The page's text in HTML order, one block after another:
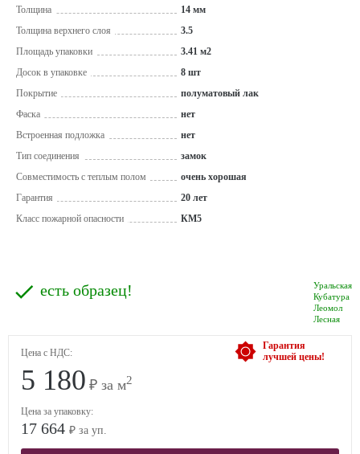
Толщина
14 мм
Толщина верхнего слоя
3.5
Площадь упаковки
3.41 м2
Досок в упаковке
8 шт
Покрытие
полуматовый лак
Фаска
нет
Встроенная подложка
нет
Тип соединения
замок
Совместимость с теплым полом
очень хорошая
Гарантия
20 лет
Класс пожарной опасности
КМ5
Уральская
Кубатура
Леомол
Лесная
есть образец!
Гарантия
лучшей цены!
Цена с НДС:
5 180 ₽ за м2
Цена за упаковку:
17 664 ₽ за уп.